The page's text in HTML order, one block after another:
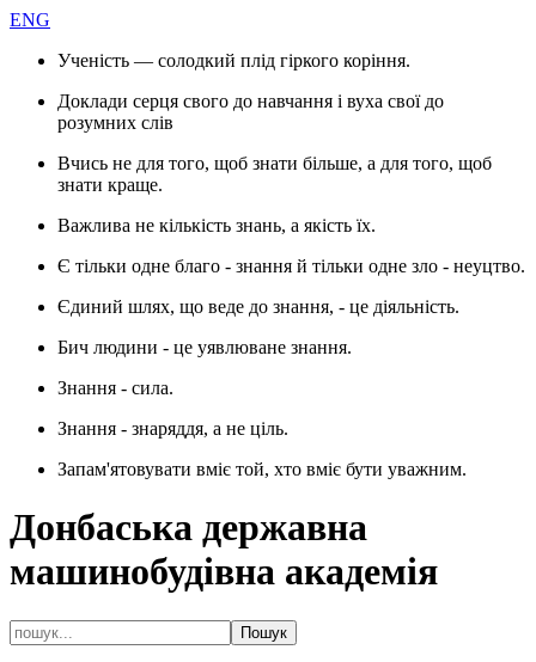
ENG
Ученість — солодкий плід гіркого коріння.
Доклади серця свого до навчання і вуха свої до
розумних слів
Вчись не для того, щоб знати більше, а для того, щоб
знати краще.
Важлива не кількість знань, а якість їх.
Є тільки одне благо - знання й тільки одне зло - неуцтво.
Єдиний шлях, що веде до знання, - це діяльність.
Бич людини - це уявлюване знання.
Знання - сила.
Знання - знаряддя, а не ціль.
Запам'ятовувати вміє той, хто вміє бути уважним.
Донбаська державна
машинобудівна академія